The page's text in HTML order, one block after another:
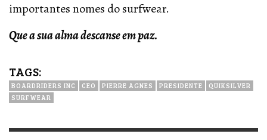
importantes nomes do surfwear.
Que a sua alma descanse em paz.
TAGS:
BOARDRIDERS INC CEO PIERRE AGNES PRESIDENTE
QUIKSILVER
SURFWEAR